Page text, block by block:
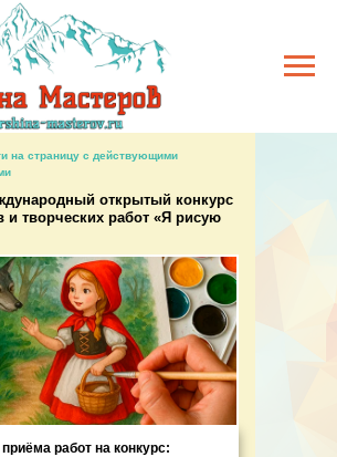
открытый конкурс
и творческих работ «Я рисую
на страницу с действующими
работ на конкурс: